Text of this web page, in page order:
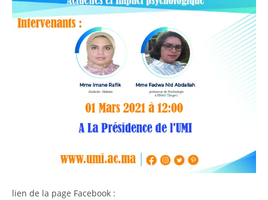
lien de la page Facebook :